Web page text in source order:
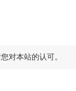
对本站的认可。